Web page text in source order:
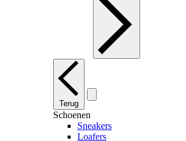
Terug
Schoenen
Sneakers
Loafers